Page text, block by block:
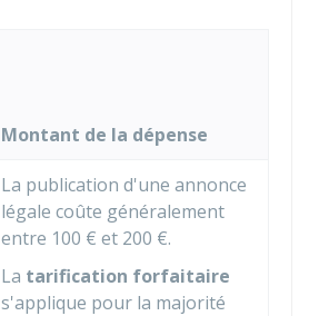
Montant de la dépense
La publication d'une annonce
légale coûte généralement
entre 100 € et 200 €.
La tarification forfaitaire
s'applique pour la majorité